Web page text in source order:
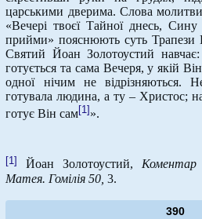
царськими дверима. Слова
«Вечері твоєї Тайної днесь,
прийми» пояснюють суть Трапези
Святий Йоан Золотоустий
готується та сама Вечеря, у якій
одної нічим не
готувала людина, а ту – Христос;
готує Він сам[1] ».
[1] Йоан Золотоустий,Коментар
Матея. Гомілія 50, 3.
390